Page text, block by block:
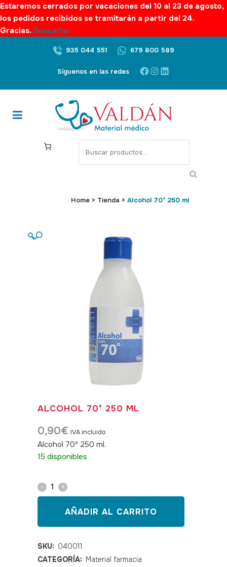
Estaremos cerrados por vacaciones del 10 al 23 de agosto,
los pedidos recibidos se tramitarán a partir del 24.
Gracias. Descartar
935 044 551 679 800 589
Síguenos en las redes Facebook
Instagram
LinkedIn
S
e
Home > Tienda > Alcohol 70º 250 ml
🔍
ALCOHOL 70º 250 ML
0,90€ IVA incluido
Alcohol 70º 250 ml.
15 disponibles
Alcohol
250
ml
quantity
AÑADIR AL CARRITO
SKU: 040011
CATEGORÍA: Material farmacia